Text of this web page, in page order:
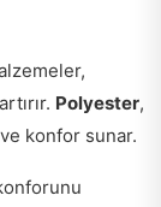
Polyester,
konfor sunar.